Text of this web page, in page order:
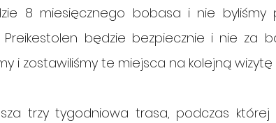
8 miesięcznego bobasa i nie byliśmy
Preikestolen będzie bezpiecznie i nie za
i zostawiliśmy te miejsca na kolejną wizytę
trzy tygodniowa trasa, podczas